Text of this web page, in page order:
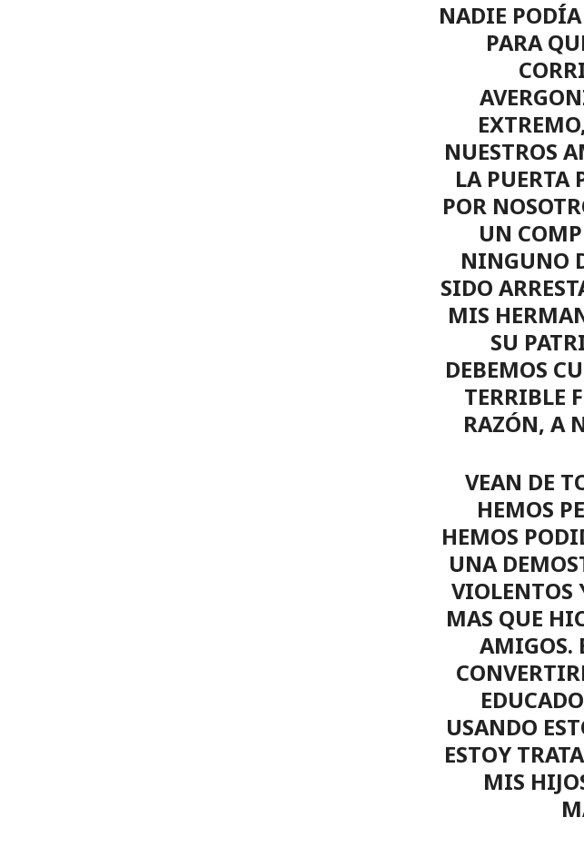
NADIE
PARA
NUESTROS
LA PUERTA
POR
UN
NINGUNO
SIDO
MIS
SU
DEBEMOS
TERRIBLE
RAZÓN, A
VEAN DE
HEMOS
HEMOS
UNA
VIOLENTOS
MAS QUE
AMIGOS.
USANDO
ESTOY
MIS